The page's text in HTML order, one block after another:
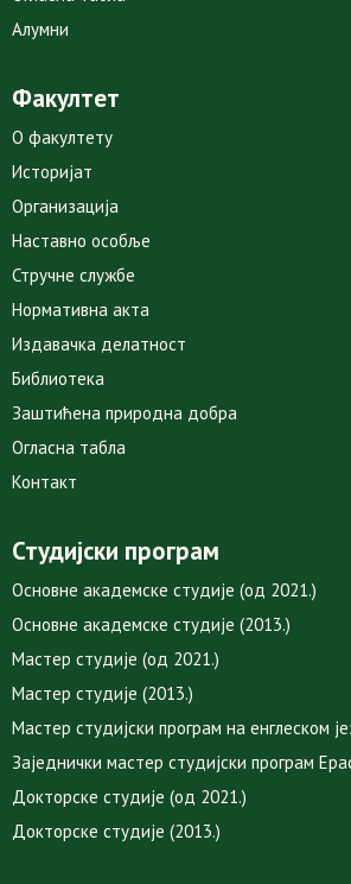
Алумни
Факултет
О факултету
Историјат
Организација
Наставно особље
Стручне службе
Нормативна акта
Издавачка делатност
Библиотека
Заштићена природна добра
Огласна табла
Контакт
Студијски програм
Основне академске студије (од 2021.)
Основне академске студије (2013.)
Мастер студије (од 2021.)
Мастер студије (2013.)
Мастер студијски програм на енглеском
Заједнички мастер студијски програм
Докторске студије (од 2021.)
Докторске студије (2013.)